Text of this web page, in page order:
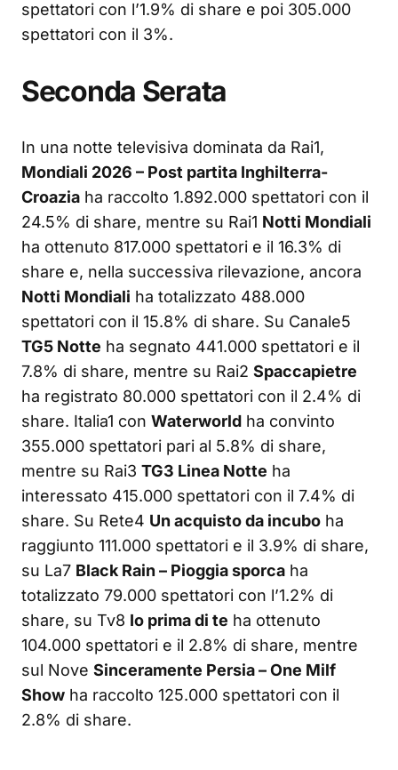
spettatori con l’1.9% di share e poi 305.000
spettatori con il 3%.
Seconda Serata
In una notte televisiva dominata da Rai1,
Mondiali 2026 – Post partita Inghilterra-
Croazia ha raccolto 1.892.000 spettatori con il
24.5% di share, mentre su Rai1 Notti Mondiali
ha ottenuto 817.000 spettatori e il 16.3% di
share e, nella successiva rilevazione, ancora
Notti Mondiali ha totalizzato 488.000
spettatori con il 15.8% di share. Su Canale5
TG5 Notte ha segnato 441.000 spettatori e il
7.8% di share, mentre su Rai2 Spaccapietre
ha registrato 80.000 spettatori con il 2.4% di
share. Italia1 con Waterworld ha convinto
355.000 spettatori pari al 5.8% di share,
mentre su Rai3 TG3 Linea Notte ha
interessato 415.000 spettatori con il 7.4% di
share. Su Rete4 Un acquisto da incubo ha
raggiunto 111.000 spettatori e il 3.9% di share,
su La7 Black Rain – Pioggia sporca ha
totalizzato 79.000 spettatori con l’1.2% di
share, su Tv8 Io prima di te ha ottenuto
104.000 spettatori e il 2.8% di share, mentre
sul Nove Sinceramente Persia – One Milf
Show ha raccolto 125.000 spettatori con il
2.8% di share.